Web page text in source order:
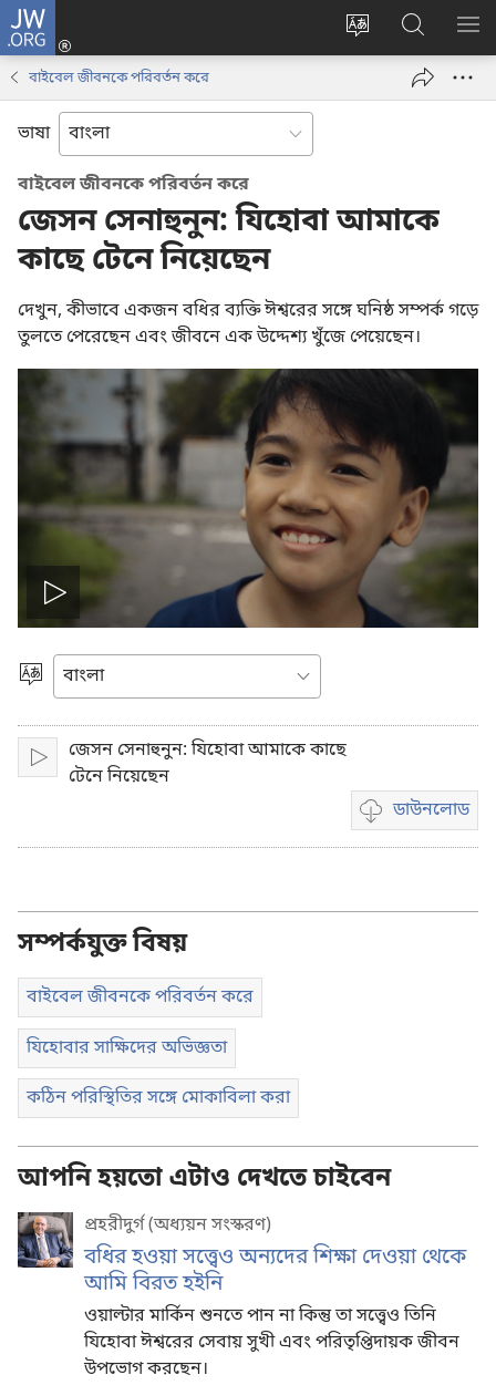
JW.ORG
ওয়েবসাইটের
পরিবর্তন
লগ
ইন
JW.ORG
ওয়েবসাইট
অনুসন্ধান
মেনু
বাইবেল জীবনকে পরিবর্তন করে
ভাষা
বাইবেল জীবনকে পরিবর্তন করে
জেসন সেনাহুনুন: যিহোবা আমাকে
কাছে টেনে নিয়েছেন
দেখুন, কীভাবে একজন বধির ব্যক্তি ঈশ্বরের সঙ্গে ঘনিষ্ঠ সম্পর্ক গড়ে
তুলতে পেরেছেন এবং জীবনে এক উদ্দেশ্য খুঁজে পেয়েছেন।
ভিডিও
চালান
ভাষা
বাছাই
করুন
চালান
জেসন সেনাহুনুন: যিহোবা আমাকে কাছে
টেনে নিয়েছেন
ডাউনলোড
ভিডিও
রেকর্ডিং
সম্পর্কযুক্ত বিষয়
বাইবেল জীবনকে পরিবর্তন করে
যিহোবার সাক্ষিদের অভিজ্ঞতা
কঠিন পরিস্থিতির সঙ্গে মোকাবিলা করা
আপনি হয়তো এটাও দেখতে চাইবেন
প্রহরীদুর্গ (অধ্যয়ন সংস্করণ)
বধির হওয়া সত্ত্বেও অন্যদের শিক্ষা দেওয়া থেকে
আমি বিরত হইনি
ওয়াল্টার মার্কিন শুনতে পান না কিন্তু তা সত্ত্বেও তিনি
যিহোবা ঈশ্বরের সেবায় সুখী এবং পরিতৃপ্তিদায়ক জীবন
উপভোগ করছেন।